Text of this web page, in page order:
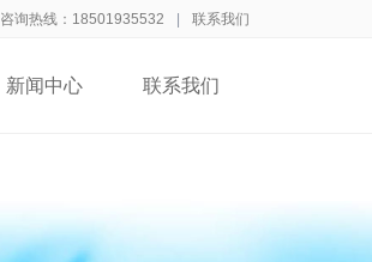
咨询热线：18501935532 联系我们
新闻中心 联系我们